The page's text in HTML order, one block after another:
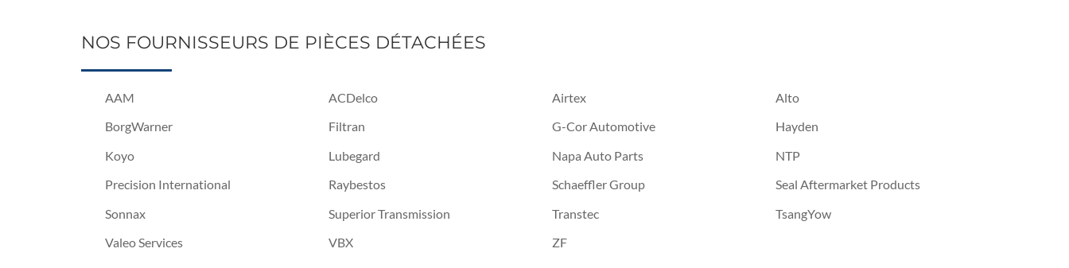
NOS FOURNISSEURS DE PIÈCES DÉTACHÉES
AAM
BorgWarner
Koyo
Precision International
Sonnax
Valeo Services
ACDelco
Filtran
Lubegard
Raybestos
Superior Transmission
VBX
Airtex
G-Cor Automotive
Napa Auto Parts
Schaeffler Group
Transtec
ZF
Alto
Hayden
NTP
Seal Aftermarket Products
TsangYow